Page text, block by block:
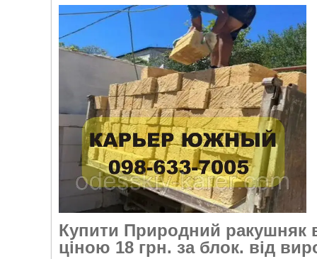
Купити Природний ракушняк
ціною 18 грн. за блок. від